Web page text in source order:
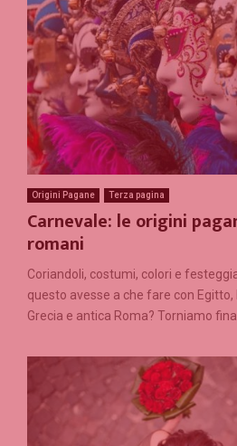
Origini Pagane Terza pagina
Carnevale: le origini
romani
Coriandoli, costumi, colori e
questo avesse a che fare con
Grecia e antica Roma? Torniamo